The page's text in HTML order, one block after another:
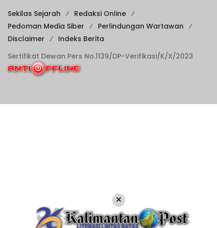
Sekilas Sejarah
Redaksi Online
Pedoman Media Siber
Perlindungan Wartawan
Disclaimer
Indeks Berita
Sertifikat Dewan Pers No.1139/DP-Verifikasi/K/X/2023
×